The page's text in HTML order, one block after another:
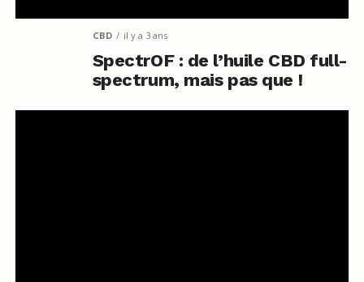
CBD il y a 3 ans
SpectrOF : de l’huile CBD full-
spectrum, mais pas que !